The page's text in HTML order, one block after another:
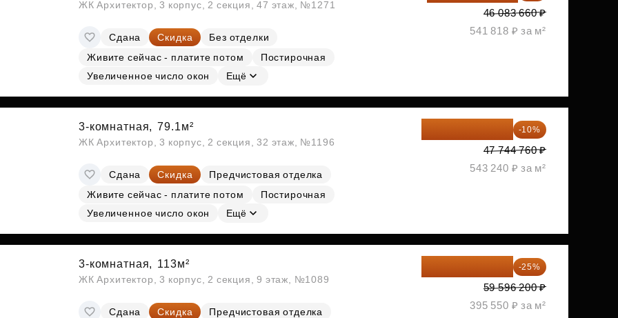
ЖК Архитектор, 3 корпус, 2 секция, 47 этаж, №1271
Сдана Скидка
Без отделки
Живите сейчас - платите потом
Постирочная
Увеличенное число окон
Ещё
46 083 660 ₽
541 818 ₽ за м²
3-комнатная, 79.1м²
ЖК Архитектор, 3 корпус, 2 секция, 32 этаж, №1196
Сдана Скидка
Предчистовая отделка
Живите сейчас - платите потом
Постирочная
Увеличенное число окон
Ещё
-10%
47 744 760 ₽
543 240 ₽ за м²
3-комнатная, 113м²
ЖК Архитектор, 3 корпус, 2 секция, 9 этаж, №1089
Сдана Скидка
Предчистовая отделка
-25%
59 596 200 ₽
395 550 ₽ за м²